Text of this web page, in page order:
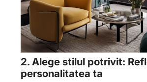
2. Alege stilul potrivit:
personalitatea ta